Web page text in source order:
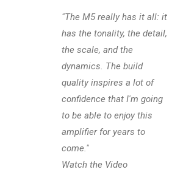
"The M5 really has it all: it
has the tonality, the detail,
the scale, and the
dynamics. The build
quality inspires a lot of
confidence that I'm going
to be able to enjoy this
amplifier for years to
come."
Watch the Video